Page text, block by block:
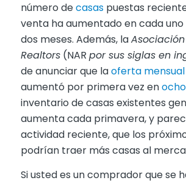
número decasaspuestas
venta ha aumentado en cada uno
dos meses. Además, la
Realtors(NAR por sus siglas en
de anunciar que laoferta mensual
aumentó por primera vez en
inventario de casas existentes
aumenta cada primavera, y
actividad reciente, que los
podrían traer más casas al
Si usted es un comprador que se